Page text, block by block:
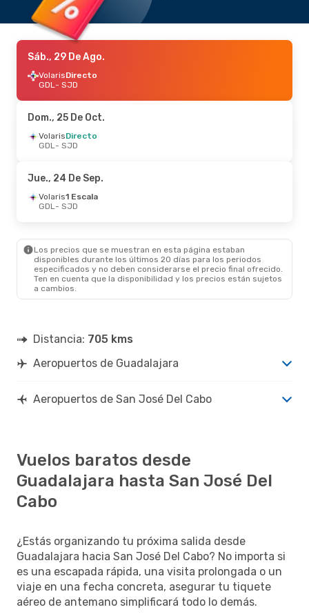
Sáb., 29 De Ago.
VolarisDirecto
GDL- SJD
Dom., 25 De Oct.
VolarisDirecto
GDL- SJD
Jue., 24 De Sep.
Volaris1 Escala
GDL- SJD
Los precios que se muestran en esta página estaban
disponibles durante los últimos 20 días para los periodos
especificados y no deben considerarse el precio final ofrecido.
Ten en cuenta que la disponibilidad y los precios están sujetos
a cambios.
Distancia: 705 kms
Aeropuertos de Guadalajara
Aeropuertos de San José Del Cabo
Vuelos baratos desde
Guadalajara hasta San José Del
Cabo
¿Estás organizando tu próxima salida desde
Guadalajara hacia San José Del Cabo? No importa si
es una escapada rápida, una visita prolongada o un
viaje en una fecha concreta, asegurar tu tiquete
aéreo de antemano simplificará todo lo demás.